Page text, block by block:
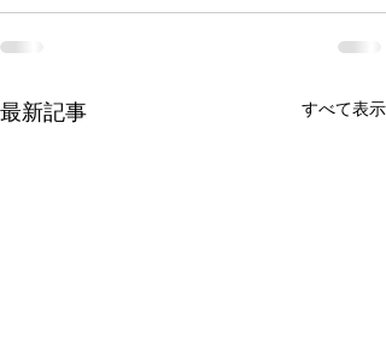
最新記事 すべて表示